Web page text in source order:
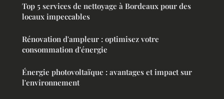
Top 5 services de nettoyage à Bordeaux pour des
locaux impeccables
Rénovation d'ampleur : optimisez votre
consommation d'énergie
Énergie photovoltaïque : avantages et impact sur
l'environnement